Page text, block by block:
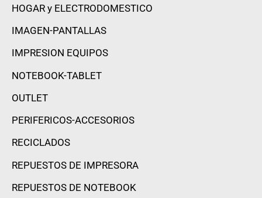
HOGAR y ELECTRODOMESTICO
IMAGEN-PANTALLAS
IMPRESION EQUIPOS
NOTEBOOK-TABLET
OUTLET
PERIFERICOS-ACCESORIOS
RECICLADOS
REPUESTOS DE IMPRESORA
REPUESTOS DE NOTEBOOK